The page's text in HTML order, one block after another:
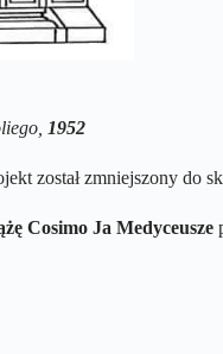
1952
został zmniejszony do
Cosimo Ja Medyceusze